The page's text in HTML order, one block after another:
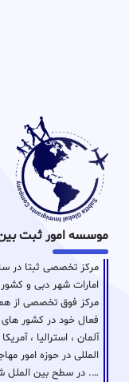
موسسه امور ثبت بین المللی
امارات شهر دبی و
مرکز فوق تخصصی از
فعال خود در کشور های
آلمان ، استرالیا ،
المللی در حوزه امور
…. در سطح بین الملل